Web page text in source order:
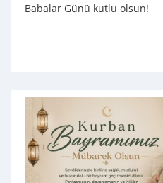
Babalar Günü kutlu olsun!